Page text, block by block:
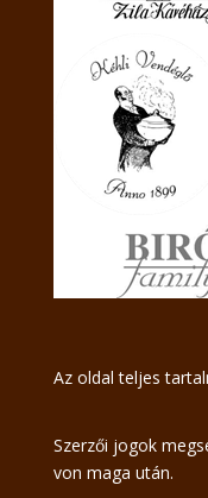
Az oldal teljes
Szerzői jogok
von maga után.